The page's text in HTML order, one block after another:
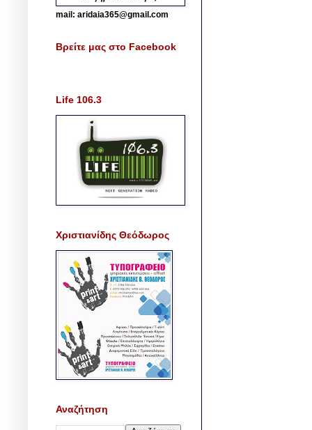
mail: aridaia365@gmail.com
Βρείτε μας στο Facebook
Life 106.3
Χριστιανίδης Θεόδωρος
Αναζήτηση